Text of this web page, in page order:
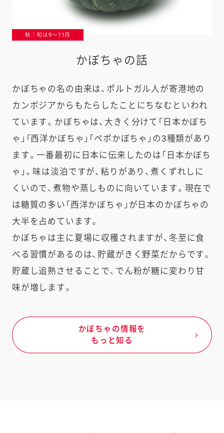
秋｜旬は9〜11月
かぼちゃの話
かぼちゃの名の由来は、ポルトガル人が寄港地の
カンボジアからもたらしたことにちなむといわれ
ています。かぼちゃは、大きく分けて「日本かぼち
ゃ」「西洋かぼちゃ」「ペポかぼちゃ」の3種類があり
ます。一番最初に日本に伝来したのは「日本かぼち
ゃ」。味は淡泊ですが、粘りがあり、煮くずれしに
くいので、煮物や蒸しものに向いています。現在で
は糖質の多い「西洋かぼちゃ」が日本のかぼちゃの
大半を占めています。
かぼちゃは主に夏場に収穫されますが、冬至に食
べる習慣があるのは、貯蔵がきく野菜だからです。
貯蔵し追熟させることで、でん粉が糖に変わり甘
味が増します。
かぼちゃの情報を
もっと知る